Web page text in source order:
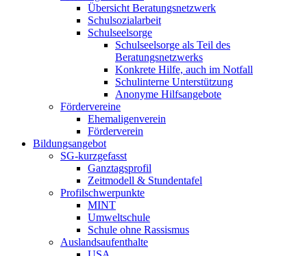
Übersicht Beratungsnetzwerk
Schulsozialarbeit
Schulseelsorge
Schulseelsorge als Teil des
Beratungsnetzwerks
Konkrete Hilfe, auch im Notfall
Schulinterne Unterstützung
Anonyme Hilfsangebote
Fördervereine
Ehemaligenverein
Förderverein
Bildungsangebot
SG-kurzgefasst
Ganztagsprofil
Zeitmodell & Stundentafel
Profilschwerpunkte
MINT
Umweltschule
Schule ohne Rassismus
Auslandsaufenthalte